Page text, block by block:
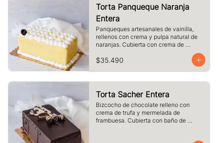
Torta Panqueque Naranja
Entera
Panqueques artesanales de vainilla,
rellenos con crema y pulpa natural de
naranjas. Cubierta con crema de
$35.490
Torta Sacher Entera
Bizcocho de chocolate relleno con
crema de trufa y mermelada de
frambuesa. Cubierta con baño de